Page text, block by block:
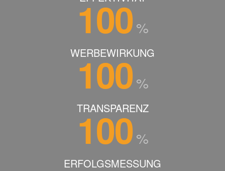
100%
WERBEWIRKUNG
100 %
TRANSPARENZ
100%
ERFOLGSMESSUNG